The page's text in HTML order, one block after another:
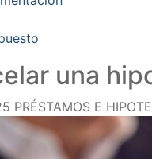
una
PRÉSTAMOS E